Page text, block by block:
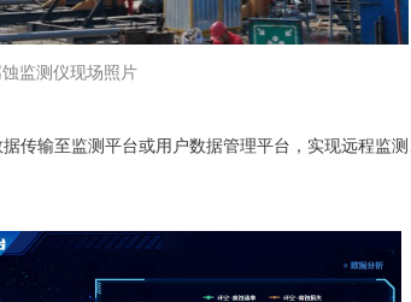
监测仪现场照片
传输至监测平台或用户数据管理平台，实现远程监